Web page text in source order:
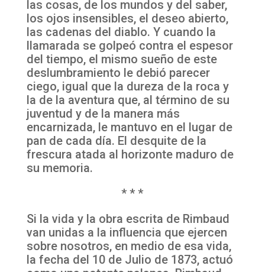
las cosas, de los mundos y del saber,
los ojos insensibles, el deseo abierto,
las cadenas del diablo. Y cuando la
llamarada se golpeó contra el espesor
del tiempo, el mismo sueño de este
deslumbramiento le debió parecer
ciego, igual que la dureza de la roca y
la de la aventura que, al término de su
juventud y de la manera más
encarnizada, le mantuvo en el lugar de
pan de cada día. El desquite de la
frescura atada al horizonte maduro de
su memoria.
* * *
Si la vida y la obra escrita de Rimbaud
van unidas a la influencia que ejercen
sobre nosotros, en medio de esa vida,
la fecha del 10 de Julio de 1873, actuó